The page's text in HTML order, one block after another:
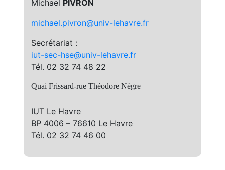
Michael PIVRON
michael.pivron@univ-lehavre.fr
Secrétariat :
iut-sec-hse@univ-lehavre.fr
Tél. 02 32 74 48 22
Quai Frissard-rue Théodore Nègre
IUT Le Havre
BP 4006 – 76610 Le Havre
Tél. 02 32 74 46 00